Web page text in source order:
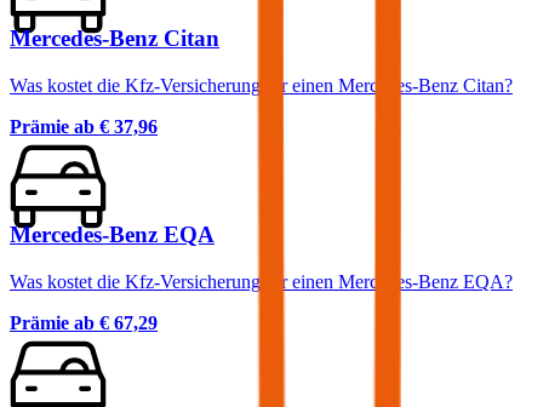
Mercedes-Benz Citan
Was kostet die Kfz-Versicherung für einen Mercedes-Benz Citan?
Prämie ab € 37,96
Mercedes-Benz EQA
Was kostet die Kfz-Versicherung für einen Mercedes-Benz EQA?
Prämie ab € 67,29